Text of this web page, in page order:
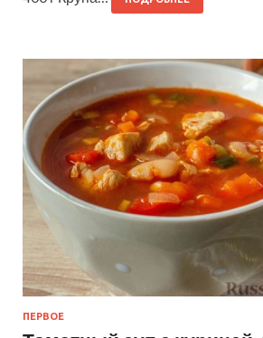
ПЕРВОЕ